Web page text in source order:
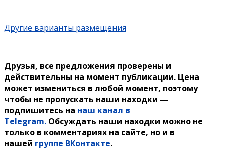
Другие варианты размещения
Друзья, все предложения проверены и
действительны на момент публикации. Цена
может измениться в любой момент, поэтому
чтобы не пропускать наши находки —
подпишитесь на наш канал в
Telegram. Обсуждать наши находки можно не
только в комментариях на сайте, но и в
нашей группе ВКонтакте.